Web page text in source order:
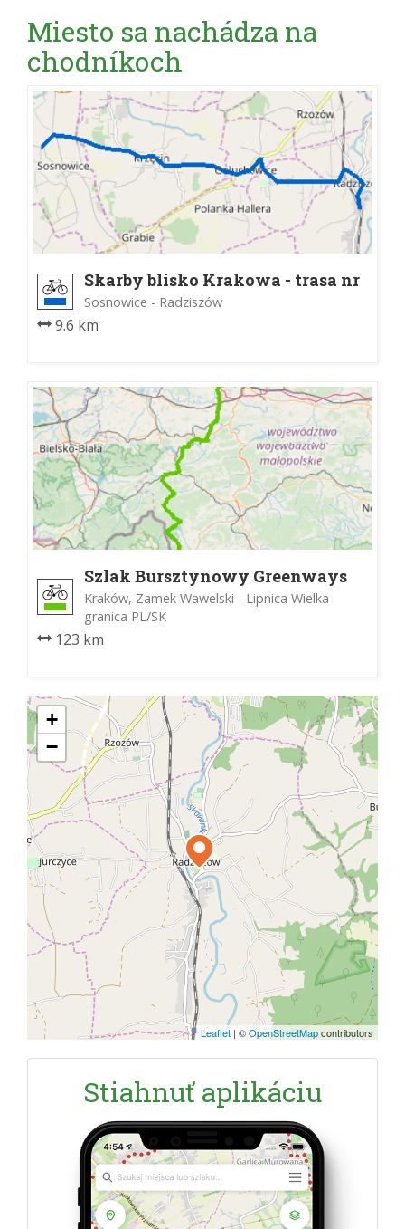
Miesto sa nachádza na
chodníkoch
Skarby blisko Krakowa - trasa nr
2
Sosnowice - Radziszów
9.6 km
Szlak Bursztynowy Greenways
Kraków, Zamek Wawelski - Lipnica Wielka
granica PL/SK
123 km
+
−
Leaflet | ©OpenStreetMapcontributors
Stiahnuť aplikáciu